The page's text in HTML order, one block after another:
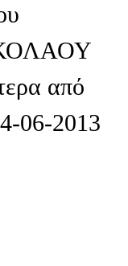
από
06-2013